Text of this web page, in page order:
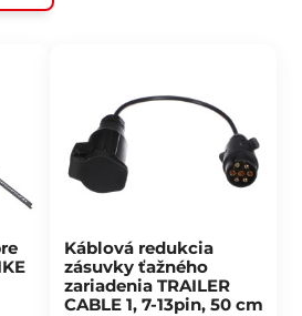
Káblová redukcia
zásuvky ťažného
zariadenia TRAILER
CABLE 1, 7-13pin, 50 cm